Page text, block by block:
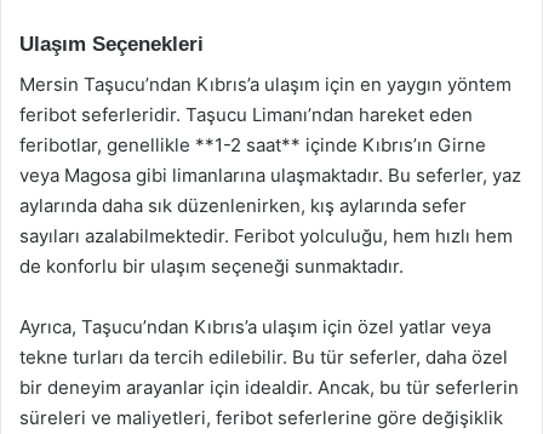
Ulaşım Seçenekleri
Mersin Taşucu’ndan Kıbrıs’a ulaşım için en yaygın yöntem
feribot seferleridir. Taşucu Limanı’ndan hareket eden
feribotlar, genellikle **1-2 saat** içinde Kıbrıs’ın Girne
veya Magosa gibi limanlarına ulaşmaktadır. Bu seferler, yaz
aylarında daha sık düzenlenirken, kış aylarında sefer
sayıları azalabilmektedir. Feribot yolculuğu, hem hızlı hem
de konforlu bir ulaşım seçeneği sunmaktadır.
Ayrıca, Taşucu’ndan Kıbrıs’a ulaşım için özel yatlar veya
tekne turları da tercih edilebilir. Bu tür seferler, daha özel
bir deneyim arayanlar için idealdir. Ancak, bu tür seferlerin
süreleri ve maliyetleri, feribot seferlerine göre değişiklik